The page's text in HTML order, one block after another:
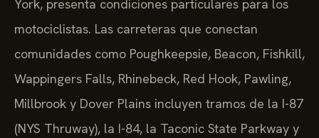
York, presenta condiciones particulares para los
motociclistas. Las carreteras que conectan
comunidades como Poughkeepsie, Beacon, Fishkill,
Wappingers Falls, Rhinebeck, Red Hook, Pawling,
Millbrook y Dover Plains incluyen tramos de la I-87
(NYS Thruway), la I-84, la Taconic State Parkway y